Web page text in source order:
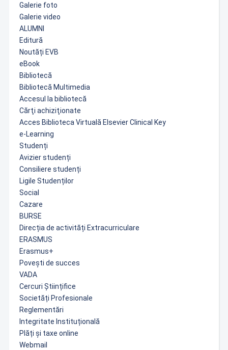
Galerie foto
Galerie video
ALUMNI
Editură
Noutăți EVB
eBook
Bibliotecă
Bibliotecă Multimedia
Accesul la bibliotecă
Cărţi achiziţionate
Acces Biblioteca Virtuală Elsevier Clinical Key
e-Learning
Studenți
Avizier studenți
Consiliere studenți
Ligile Studenților
Social
Cazare
BURSE
Direcția de activități Extracurriculare
ERASMUS
Erasmus+
Povești de succes
VADA
Cercuri Științifice
Societăți Profesionale
Reglementări
Integritate Instituțională
Plăți și taxe online
Webmail